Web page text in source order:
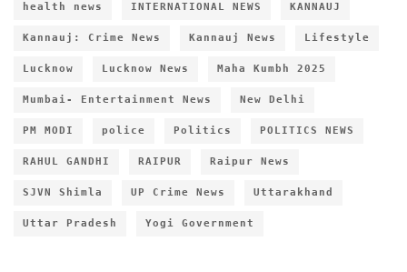
health news INTERNATIONAL NEWS KANNAUJ
Kannauj: Crime News Kannauj News Lifestyle
Lucknow Lucknow News Maha Kumbh 2025
Mumbai- Entertainment News New Delhi
PM MODI police Politics POLITICS NEWS
RAHUL GANDHI RAIPUR Raipur News
SJVN Shimla UP Crime News Uttarakhand
Uttar Pradesh Yogi Government